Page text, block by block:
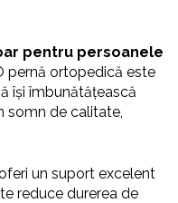
pentru persoanele
pernă ortopedică este
își îmbunătățească
somn de calitate,
un suport excelent
reduce durerea de